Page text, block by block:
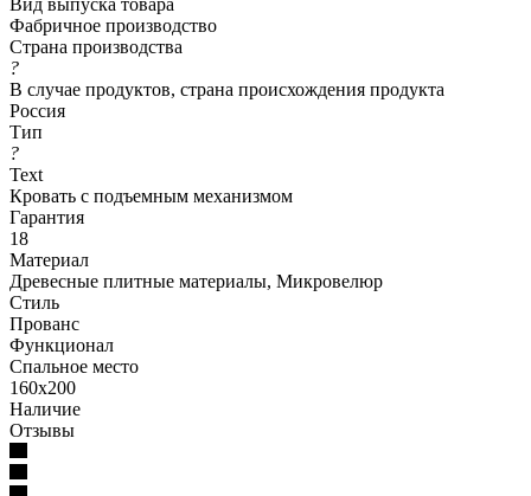
Фабричное производство
Страна производства
?
В случае продуктов, страна происхождения продукта
Россия
Тип
?
Text
Кровать с подъемным механизмом
Гарантия
18
Материал
Древесные плитные материалы, Микровелюр
Стиль
Прованс
Функционал
Спальное место
160x200
Наличие
Отзывы